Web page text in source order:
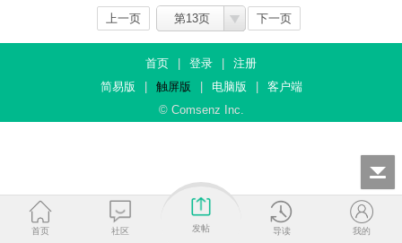
上一页 第13页 下一页
首页 登录
注册
简易版
触屏版 电脑版
客户端
© Comsenz Inc.
首页 社区 发帖 导读 我的